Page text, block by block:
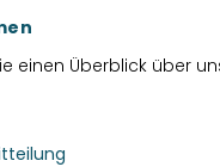
einen Überblick über